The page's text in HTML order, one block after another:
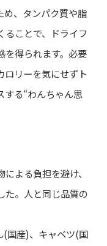
め、タンパク質や脂
ることで、ドライフ
を得られます。必要
ロリーを気にせずト
する“わんちゃん思
よる負担を避け、
た。人と同じ品質の
(国産)、キャベツ(国